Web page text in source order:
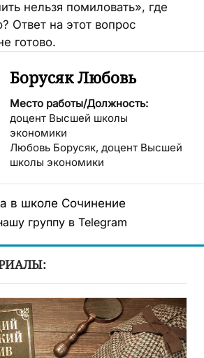
нельзя помиловать», где
Ответ на этот вопрос
готово.
Борусяк Любовь
Место работы/Должность:
доцент Высшей школы
экономики
Любовь Борусяк, доцент Высшей
школы экономики
в школе Сочинение
группу в Telegram